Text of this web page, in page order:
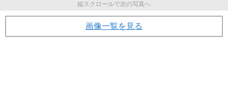
縦スクロールで次の写真へ
画像一覧を見る